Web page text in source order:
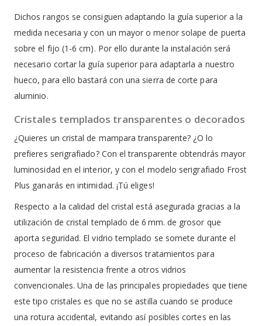
Dichos rangos se consiguen adaptando la guía superior a la
medida necesaria y con un mayor o menor solape de puerta
sobre el fijo (1-6 cm). Por ello durante la instalación será
necesario cortar la guía superior para adaptarla a nuestro
hueco, para ello bastará con una sierra de corte para
aluminio.
Cristales templados transparentes o decorados
¿Quieres un cristal de mampara transparente? ¿O lo
prefieres serigrafiado? Con el transparente obtendrás mayor
luminosidad en el interior, y con el modelo serigrafiado Frost
Plus ganarás en intimidad. ¡Tú eliges!
Respecto a la calidad del cristal está asegurada gracias a la
utilización de cristal templado de 6 mm. de grosor que
aporta seguridad. El vidrio templado se somete durante el
proceso de fabricación a diversos tratamientos para
aumentar la resistencia frente a otros vidrios
convencionales. Una de las principales propiedades que tiene
este tipo cristales es que no se astilla cuando se produce
una rotura accidental, evitando así posibles cortes en las